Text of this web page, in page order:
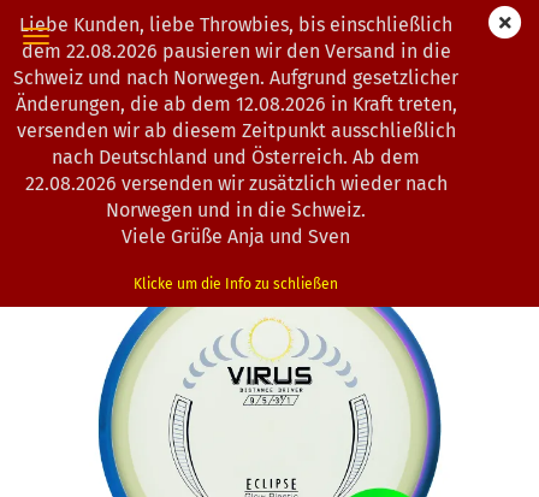
Liebe Kunden, liebe Throwbies, bis einschließlich
dem 22.08.2026 pausieren wir den Versand in die
Schweiz und nach Norwegen. Aufgrund gesetzlicher
Änderungen, die ab dem 12.08.2026 in Kraft treten,
versenden wir ab diesem Zeitpunkt ausschließlich
nach Deutschland und Österreich. Ab dem
22.08.2026 versenden wir zusätzlich wieder nach
Norwegen und in die Schweiz.
Viele Grüße Anja und Sven
Klicke um die Info zu schließen
« Erster « zurück weiter »
Letzter »
Artikel in dieser Kategorie
Axiom Discs | Virus | Eclipse
1203085 )